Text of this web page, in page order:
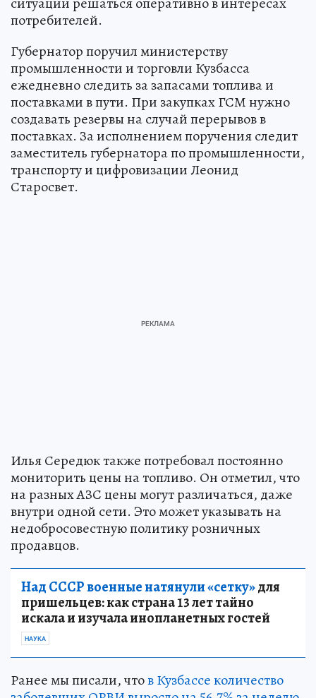
потребителей.
Губернатор поручил министерству
промышленности и торговли Кузбасса
ежедневно следить за запасами топлива и
поставками в пути. При закупках ГСМ нужно
создавать резервы на случай перерывов в
поставках. За исполнением поручения следит
заместитель губернатора по промышленности,
транспорту и цифровизации Леонид
Старосвет.
Илья Середюк также потребовал постоянно
мониторить цены на топливо. Он отметил, что
на разных АЗС цены могут различаться, даже
внутри одной сети. Это может указывать на
недобросовестную политику розничных
продавцов.
Над СССР военные натянули «сетку»для
пришельцев: как страна 13 лет тайно
искала и изучала инопланетных гостей
НАУКА
Ранее мы писали, чтов Кузбассе количество